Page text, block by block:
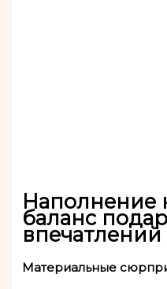
Наполнение
баланс
впечатлений
Материальные